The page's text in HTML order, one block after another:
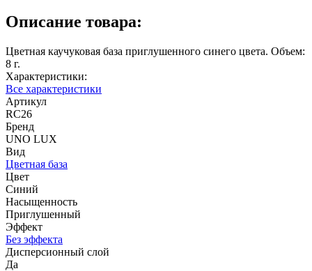
Описание товара:
Цветная каучуковая база приглушенного синего цвета. Объем:
8 г.
Характеристики:
Все характеристики
Артикул
RC26
Бренд
UNO LUX
Вид
Цветная база
Цвет
Синий
Насыщенность
Приглушенный
Эффект
Без эффекта
Дисперсионный слой
Да